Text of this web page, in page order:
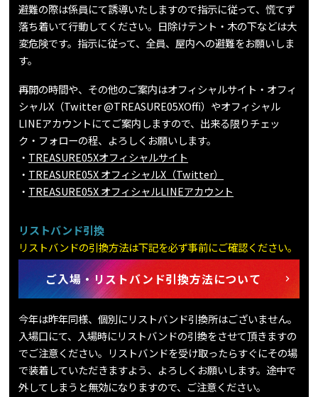
避難の際は係員にて誘導いたしますので指示に従って、慌てず
落ち着いて行動してください。日除けテント・木の下などは大
変危険です。指示に従って、全員、屋内への避難をお願いしま
す。
再開の時間や、その他のご案内はオフィシャルサイト・オフィ
シャルX（Twitter @TREASURE05XOffi）やオフィシャル
LINEアカウントにてご案内しますので、出来る限りチェッ
ク・フォローの程、よろしくお願いします。
・ TREASURE05Xオフィシャルサイト
・ TREASURE05X オフィシャルX（Twitter）
・ TREASURE05X オフィシャルLINEアカウント
リストバンド引換
リストバンドの引換方法は下記を必ず事前にご確認ください。
ご入場・リストバンド引換方法について
今年は昨年同様、個別にリストバンド引換所はございません。
入場口にて、入場時にリストバンドの引換をさせて頂きますの
でご注意ください。リストバンドを受け取ったらすぐにその場
で装着していただきますよう、よろしくお願いします。途中で
外してしまうと無効になりますので、ご注意ください。